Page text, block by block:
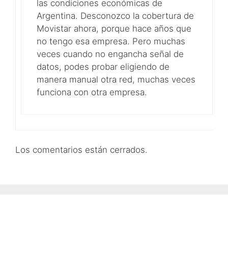
las condiciones económicas de
Argentina. Desconozco la cobertura de
Movistar ahora, porque hace años que
no tengo esa empresa. Pero muchas
veces cuando no engancha señal de
datos, podes probar eligiendo de
manera manual otra red, muchas veces
funciona con otra empresa.
Los comentarios están cerrados.